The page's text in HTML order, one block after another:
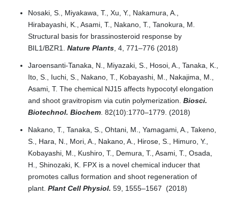
Nosaki, S., Miyakawa, T., Xu, Y., Nakamura, A.,
Hirabayashi, K., Asami, T., Nakano, T., Tanokura, M.
Structural basis for brassinosteroid response by
BIL1/BZR1. Nature Plants , 4, 771–776 (2018)
Jaroensanti-Tanaka, N., Miyazaki, S., Hosoi, A., Tanaka, K.,
Ito, S., Iuchi, S., Nakano, T., Kobayashi, M., Nakajima, M.,
Asami, T. The chemical NJ15 affects hypocotyl elongation
and shoot gravitropism via cutin polymerization. Biosci.
Biotechnol. Biochem . 82(10):1770–1779. (2018)
Nakano, T., Tanaka, S., Ohtani, M., Yamagami, A., Takeno,
S., Hara, N., Mori, A., Nakano, A., Hirose, S., Himuro, Y.,
Kobayashi, M., Kushiro, T., Demura, T., Asami, T., Osada,
H., Shinozaki, K. FPX is a novel chemical inducer that
promotes callus formation and shoot regeneration of
plant. Plant Cell Physiol. 59, 1555–1567 (2018)